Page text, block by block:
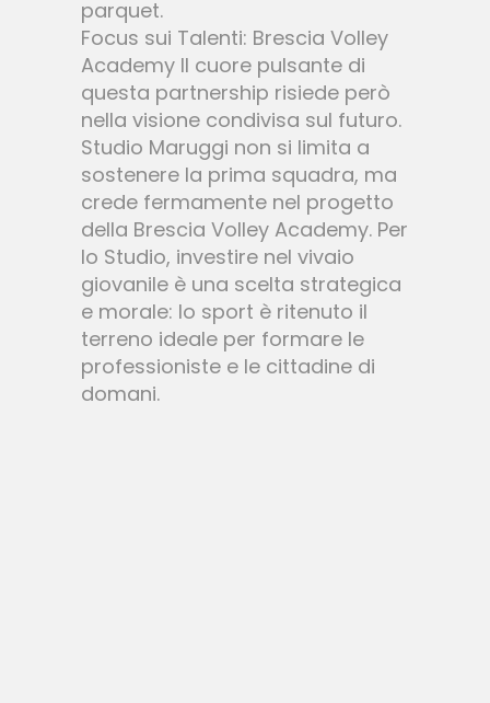
parquet.
Focus sui Talenti: Brescia Volley
Academy Il cuore pulsante di
questa partnership risiede però
nella visione condivisa sul futuro.
Studio Maruggi non si limita a
sostenere la prima squadra, ma
crede fermamente nel progetto
della Brescia Volley Academy. Per
lo Studio, investire nel vivaio
giovanile è una scelta strategica
e morale: lo sport è ritenuto il
terreno ideale per formare le
professioniste e le cittadine di
domani.